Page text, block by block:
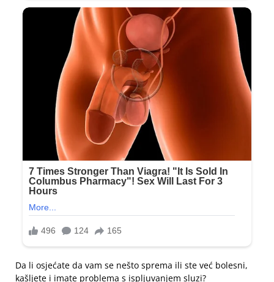
Da li osjećate da vam se nešto sprema ili ste već bolesni,
kašljete i imate problema s ispljuvanjem sluzi?